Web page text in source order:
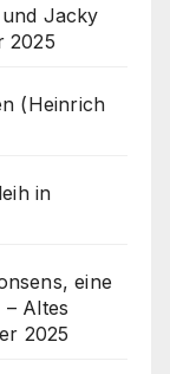
Jacky
2025
(Heinrich
in
eine
Altes
2025